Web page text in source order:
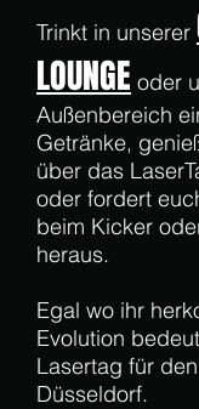
Trinkt in unserer
LOUNGE oder
Außenbereich
Getränke,
über das
oder fordert
beim Kicker
heraus.
Egal wo ihr
Evolution
Lasertag für
Düsseldorf.